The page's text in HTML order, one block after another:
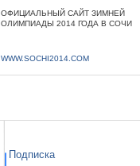
ОФИЦИАЛЬНЫЙ САЙТ ЗИМНЕЙ
ОЛИМПИАДЫ 2014 ГОДА В СОЧИ
WWW.SOCHI2014.COM
Подписка